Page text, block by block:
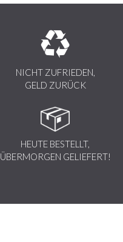
NICHT ZUFRIEDEN,
GELD ZURÜCK
HEUTE BESTELLT,
ÜBERMORGEN GELIEFERT!